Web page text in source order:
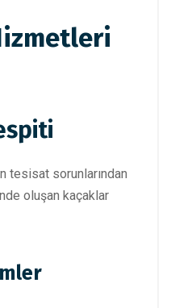
tesisat sorunlarından
oluşan kaçaklar